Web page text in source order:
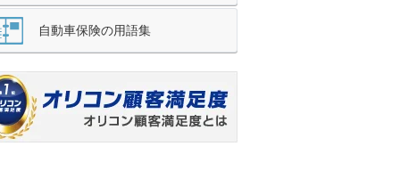
自動車保険の用語集